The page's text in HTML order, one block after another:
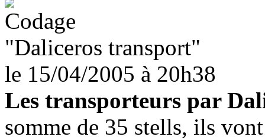
"Daliceros transport"
le 15/04/2005 à 20h38
Les transporteurs par
somme de 35 stells, ils